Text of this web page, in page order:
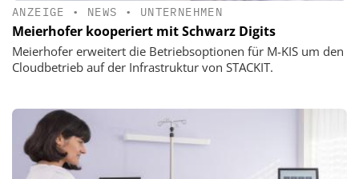
ANZEIGE • NEWS • UNTERNEHMEN
Meierhofer kooperiert mit Schwarz Digits
Meierhofer erweitert die Betriebsoptionen für M-KIS um den
Cloudbetrieb auf der Infrastruktur von STACKIT.